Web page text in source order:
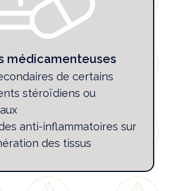
médicamenteuses
de certains
stéroïdiens ou
anti-inflammatoires sur
des tissus